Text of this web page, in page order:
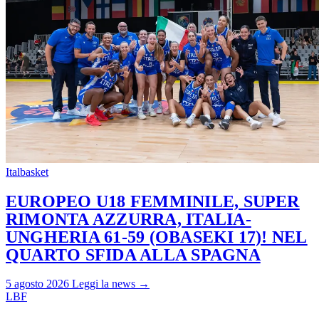
Italbasket
EUROPEO U18 FEMMINILE, SUPER
RIMONTA AZZURRA, ITALIA-
UNGHERIA 61-59 (OBASEKI 17)! NEL
QUARTO SFIDA ALLA SPAGNA
5 agosto 2026 Leggi la news →
LBF